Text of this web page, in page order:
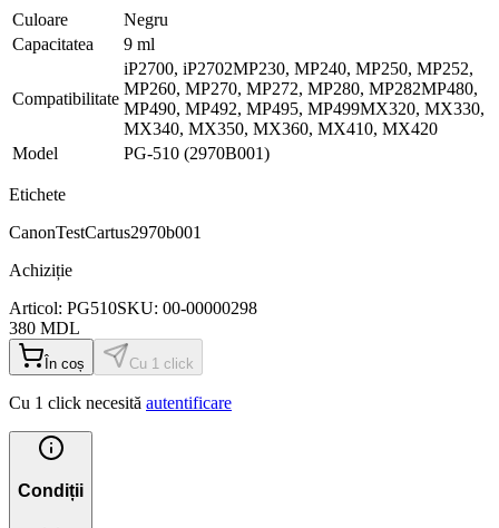
Culoare
Negru
Capacitatea
9 ml
Compatibilitate
iP2700, iP2702MP230, MP240, MP250, MP252,
MP260, MP270, MP272, MP280, MP282MP480,
MP490, MP492, MP495, MP499MX320, MX330,
MX340, MX350, MX360, MX410, MX420
Model
PG-510 (2970B001)
Etichete
CanonTestCartus2970b001
Achiziție
Articol: PG510SKU: 00-00000298
380 MDL
În coș Cu 1 click
Cu 1 click necesită autentificare
Condiții